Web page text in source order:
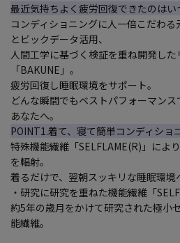
最近気持ちよく疲労回復できたのはい
コンディショニングに人一倍こだわ
とビックデータ活用、
人間工学に基づく検証を重ね開発し
「BAKUNE」。
疲労回復し睡眠環境をサポート。
どんな瞬間でもベストパフォーマン
あなたへ。
POINT1.着て、寝て簡単コンディショ
特殊機能繊維「SELFLAME(R)」によ
を輻射。
着るだけで、翌朝スッキリな睡眠環境
・研究に研究を重ねた機能繊維「
約5年の歳月をかけて研究された極小
能繊維。